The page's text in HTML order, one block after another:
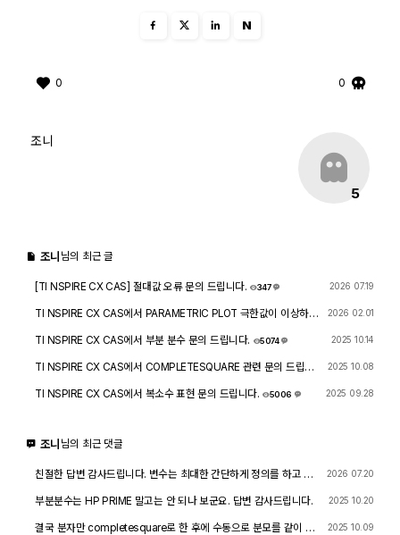
N
0 0
5
조니
조니 님의 최근 글
[TI NSPIRE CX CAS] 절대값 오류 문의 드립니다.
347
2026 07.19
TI NSPIRE CX CAS에서 PARAMETRIC PLOT 극한값이 이상하게
2026 02.01
TI NSPIRE CX CAS에서 부분 분수 문의 드립니다.
5074
2025 10.14
TI NSPIRE CX CAS에서 COMPLETESQUARE 관련 문의 드립니
2025 10.08
TI NSPIRE CX CAS에서 복소수 표현 문의 드립니다.
5006
2025 09.28
조니 님의 최근 댓글
친절한 답변 감사드립니다. 변수는 최대한 간단하게 정의를 하고 결
2026 07.20
부분분수는 HP PRIME 말고는 안 되나 보군요. 답변 감사드립니다. 2025 10.20
결국 분자만 completesquare로 한 후에 수동으로 분모를 같이 계
2025 10.09